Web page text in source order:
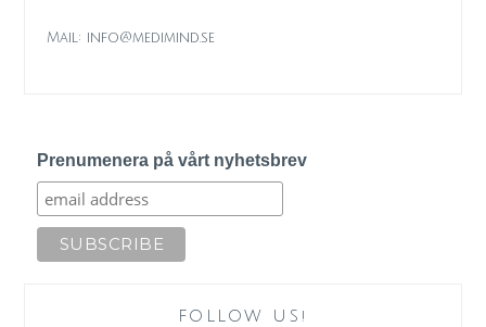
Mail: info@medimind.se
Prenumenera på vårt nyhetsbrev
FOLLOW US!